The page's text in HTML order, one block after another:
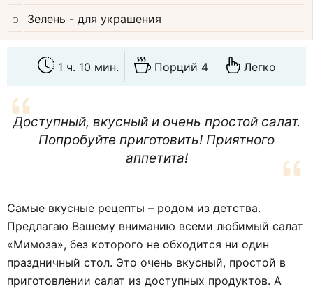
Зелень - для украшения
1 ч. 10 мин. Порций 4 Легко
Доступный, вкусный и очень простой салат.
Попробуйте приготовить! Приятного
аппетита!
Самые вкусные рецепты – родом из детства.
Предлагаю Вашему вниманию всеми любимый салат
«Мимоза», без которого не обходится ни один
праздничный стол. Это очень вкусный, простой в
приготовлении салат из доступных продуктов. А